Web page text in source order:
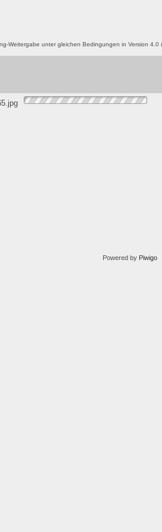
Weitergabe unter gleichen Bedingungen in Version
Powered by Piwigo